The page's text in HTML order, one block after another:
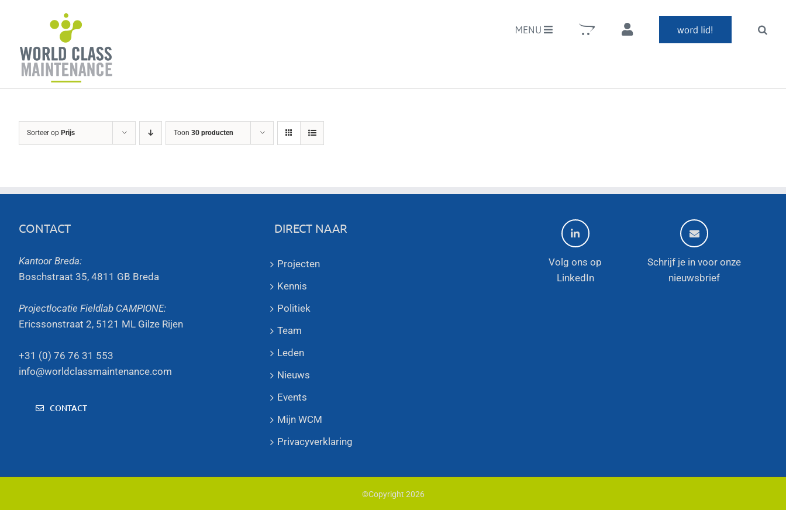
MENU word lid!
Sorteer op Prijs Toon 30 producten
CONTACT
Kantoor Breda:
Boschstraat 35, 4811 GB Breda
Projectlocatie Fieldlab CAMPIONE:
Ericssonstraat 2, 5121 ML Gilze Rijen
+31 (0) 76 76 31 553
info@worldclassmaintenance.com
CONTACT
DIRECT NAAR
Projecten
Kennis
Politiek
Team
Leden
Nieuws
Events
Mijn WCM
Privacyverklaring
Volg ons op
LinkedIn
Schrijf je in voor onze
nieuwsbrief
©Copyright 2026